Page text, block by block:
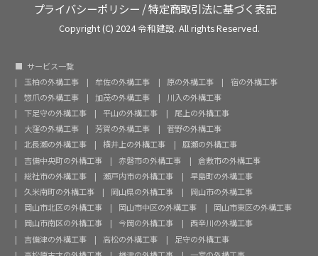
プライバシーポリシー /特定商取引法に基づく表記
Copyright (C) 2024 令和建設. All rights Reserved.
サービス一覧
玉柏の外構工事
牟佐の外構工事 原の外構工事
宿の外構工事
惣爪の外構工事
加茂の外構工事
川入の外構工事
下足守の外構工事
平山の外構工事
尾上の外構工事
大窪の外構工事
芳賀の外構工事
菅野の外構工事
北長瀬の外構工事
横井上の外構工事
庭瀬の外構工事
吉備中央町の外構工事
赤磐市の外構工事
倉敷市の外構工事
総社市の外構工事
瀬戸内市の外構工事
早島町の外構工事
久米南町の外構工事
岡山県の外構工事
岡山市の外構工事
岡山市北区の外構工事
岡山市中区の外構工事
岡山市東区の外構工事
岡山市南区の外構工事
今岡の外構工事
西辛川の外構工事
吉備津の外構工事
高松の外構工事
足守の外構工事